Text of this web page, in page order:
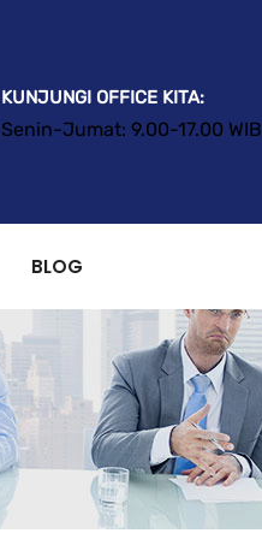
KUNJUNGI OFFICE KITA:
Senin-Jumat: 9.00-17.00 WIB
BLOG